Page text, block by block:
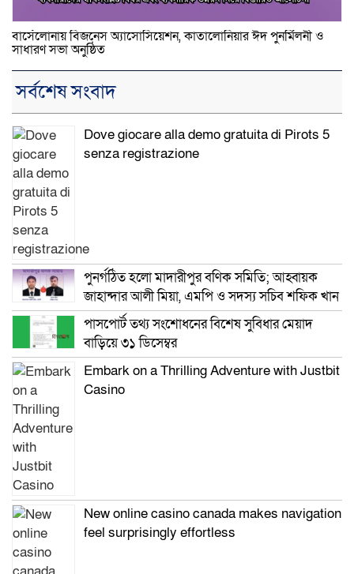
বার্সেলোনায় বিজনেস অ্যাসোসিয়েশন, কাতালোনিয়ার ঈদ পুনর্মিলনী ও
সাধারণ সভা অনুষ্ঠিত
সর্বশেষ সংবাদ
Dove giocare alla demo gratuita di Pirots 5
senza registrazione
পুনর্গঠিত হলো মাদারীপুর বণিক সমিতি; আহ্বায়ক
জাহান্দার আলী মিয়া, এমপি ও সদস্য সচিব শফিক খান
পাসপোর্ট তথ্য সংশোধনের বিশেষ সুবিধার মেয়াদ
বাড়িয়ে ৩১ ডিসেম্বর
Embark on a Thrilling Adventure with Justbit
Casino
New online casino canada makes navigation
feel surprisingly effortless